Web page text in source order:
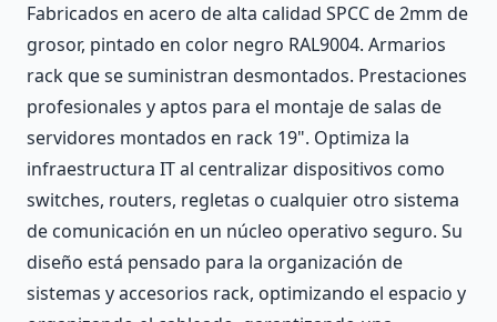
Fabricados en acero de alta calidad SPCC de 2mm de
grosor, pintado en color negro RAL9004. Armarios
rack que se suministran desmontados. Prestaciones
profesionales y aptos para el montaje de salas de
servidores montados en rack 19". Optimiza la
infraestructura IT al centralizar dispositivos como
switches, routers, regletas o cualquier otro sistema
de comunicación en un núcleo operativo seguro. Su
diseño está pensado para la organización de
sistemas y accesorios rack, optimizando el espacio y